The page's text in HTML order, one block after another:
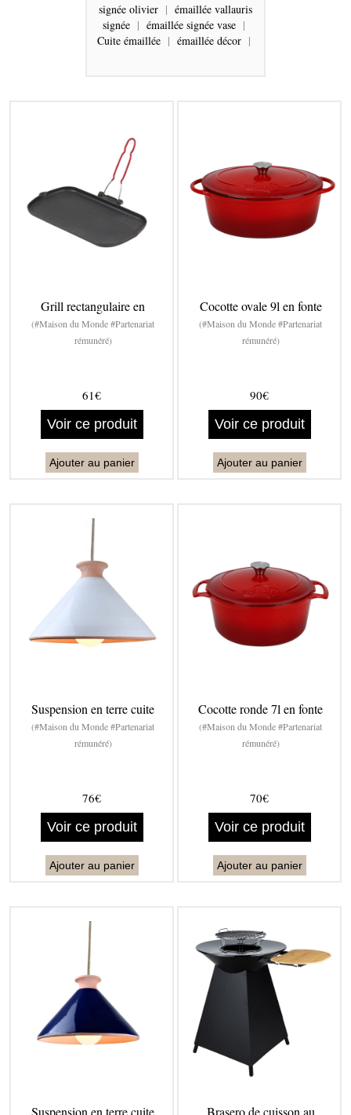
signée olivier | émaillée vallauris
signée | émaillée signée vase |
Cuite émaillée | émaillée décor |
Grill rectangulaire en
(#Maison du Monde #Partenariat
rémunéré)
61€
Voir ce produit
Ajouter au panier
Cocotte ovale 9l en fonte
(#Maison du Monde #Partenariat
rémunéré)
90€
Voir ce produit
Ajouter au panier
Suspension en terre cuite
(#Maison du Monde #Partenariat
rémunéré)
76€
Voir ce produit
Ajouter au panier
Cocotte ronde 7l en fonte
(#Maison du Monde #Partenariat
rémunéré)
70€
Voir ce produit
Ajouter au panier